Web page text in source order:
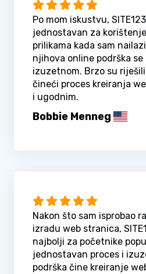
Po mom iskustvu,
jednostavan za
prilikama kada sam
njihova online podrška se
izuzetnom. Brzo su
čineći proces kreiranja
i ugodnim.
Bobbie Menneg
Nakon što sam isprobao
izradu web stranica,
najbolji za početnike
jednostavan proces i
podrška čine kreiranje